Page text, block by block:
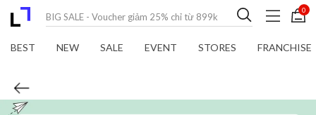
0
BEST NEW SALE EVENT STORES FRANCHISE